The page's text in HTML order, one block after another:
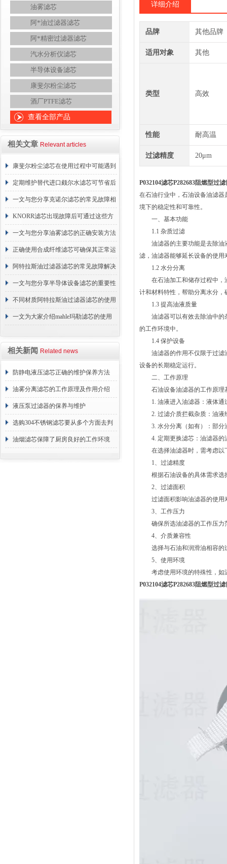
油雾滤芯
阿*油过滤器滤芯
阿*精密过滤器滤芯
汽水分析仪滤芯
半导体设备滤芯
康斐尔粉尘滤芯
酒厂PTFE滤芯
查看全部产品
相关文章 Relevant articles
康斐尔粉尘滤芯在使用过程中可能遇到
的故障相应解决方法分享
定期维护替代进口颇尔水滤芯可节省后
续更换成本
一文与您分享克诺尔滤芯的常见故障相
应解决方法
KNORR滤芯出现故障后可通过这些方
法解决
一文与您分享油雾滤芯的正确安装方法
正确使用合成纤维滤芯可确保其正常运
行
阿特拉斯油过滤器滤芯的常见故障解决
方法介绍
一文与您分享半导体设备滤芯的重要性
不同材质阿特拉斯油过滤器滤芯的使用
周期区别介绍
一文为大家介绍mahle玛勒滤芯的使用
相关新闻 Related news
防静电液压滤芯正确的维护保养方法
油雾分离滤芯的工作原理及作用介绍
液压泵过滤器的保养与维护
选购304不锈钢滤芯要从多个方面去判
断
油烟滤芯保障了厨房良好的工作环境
详细介绍
品牌 其他品牌
适用对象 其他
类型 高效
性能 耐高温
过滤精度 20μm
P032104滤芯P282683阻燃型过
在石油行业中，石油设备油滤
境下的稳定性和可靠性。
一、基本功能
1.1 杂质过滤
油滤器的主要功能是去除油液
滤，油滤器能够延长设备的使
1.2 水分分离
在石油加工和储存过程中，油
计和材料特性，帮助分离水分，
1.3 提高油液质量
油滤器可以有效去除油中的杂
的工作环境中。
1.4 保护设备
油滤器的作用不仅限于过滤油
设备的长期稳定运行。
二、工作原理
石油设备油滤器的工作原理
1. 油液进入油滤器：液体通
2. 过滤介质拦截杂质：油液
3. 水分分离（如有）：部分
4. 定期更换滤芯：油滤器的
在选择油滤器时，需考虑以
1、过滤精度
根据石油设备的具体需求选
2、过滤面积
过滤面积影响油滤器的使用
3、工作压力
确保所选油滤器的工作压力
4、介质兼容性
选择与石油和润滑油相容的
5、使用环境
考虑使用环境的特殊性，如
P032104滤芯P282683阻燃型过